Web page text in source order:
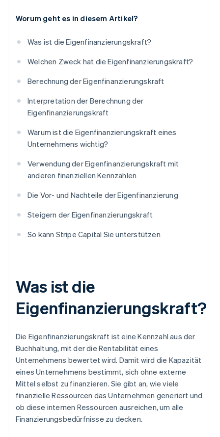
Worum geht es in diesem Artikel?
Was ist die Eigenfinanzierungskraft?
Welchen Zweck hat die Eigenfinanzierungskraft?
Berechnung der Eigenfinanzierungskraft
Interpretation der Berechnung der
Eigenfinanzierungskraft
Warum ist die Eigenfinanzierungskraft eines
Unternehmens wichtig?
Verwendung der Eigenfinanzierungskraft mit
anderen finanziellen Kennzahlen
Die Vor- und Nachteile der Eigenfinanzierung
Steigern der Eigenfinanzierungskraft
So kann Stripe Capital Sie unterstützen
Was ist die
Eigenfinanzierungskraft?
Die Eigenfinanzierungskraft ist eine Kennzahl aus der
Buchhaltung, mit der die Rentabilität eines
Unternehmens bewertet wird. Damit wird die Kapazität
eines Unternehmens bestimmt, sich ohne externe
Mittel selbst zu finanzieren. Sie gibt an, wie viele
finanzielle Ressourcen das Unternehmen generiert und
ob diese internen Ressourcen ausreichen, um alle
Finanzierungsbedürfnisse zu decken.